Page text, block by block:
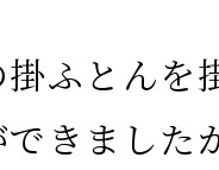
ふとんを
できました